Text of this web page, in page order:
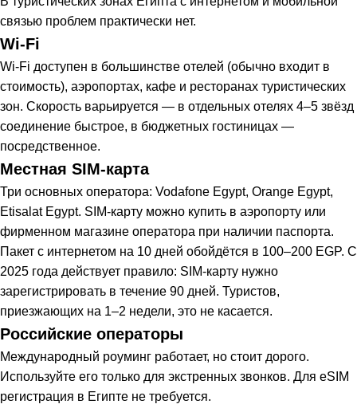
связью проблем практически нет.
Wi-Fi
Wi-Fi доступен в большинстве отелей (обычно входит в
стоимость), аэропортах, кафе и ресторанах туристических
зон. Скорость варьируется — в отдельных отелях 4–5 звёзд
соединение быстрое, в бюджетных гостиницах —
посредственное.
Местная SIM-карта
Три основных оператора: Vodafone Egypt, Orange Egypt,
Etisalat Egypt. SIM-карту можно купить в аэропорту или
фирменном магазине оператора при наличии паспорта.
Пакет с интернетом на 10 дней обойдётся в 100–200 EGP. С
2025 года действует правило: SIM-карту нужно
зарегистрировать в течение 90 дней. Туристов,
приезжающих на 1–2 недели, это не касается.
Российские операторы
Международный роуминг работает, но стоит дорого.
Используйте его только для экстренных звонков. Для eSIM
регистрация в Египте не требуется.